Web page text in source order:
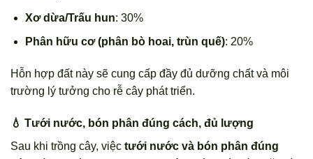
Xơ dừa/Trấu hun: 30%
Phân hữu cơ (phân bò hoai, trùn quế): 20%
Hỗn hợp đất này sẽ cung cấp đầy đủ dưỡng chất và môi
trường lý tưởng cho rễ cây phát triển.
💧 Tưới nước, bón phân đúng cách, đủ lượng
Sau khi trồng cây, việc tưới nước và bón phân đúng